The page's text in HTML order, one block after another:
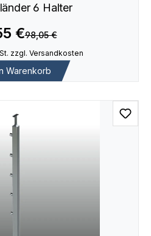
6 Halter
€98,05 €
zzgl. Versandkosten
Warenkorb